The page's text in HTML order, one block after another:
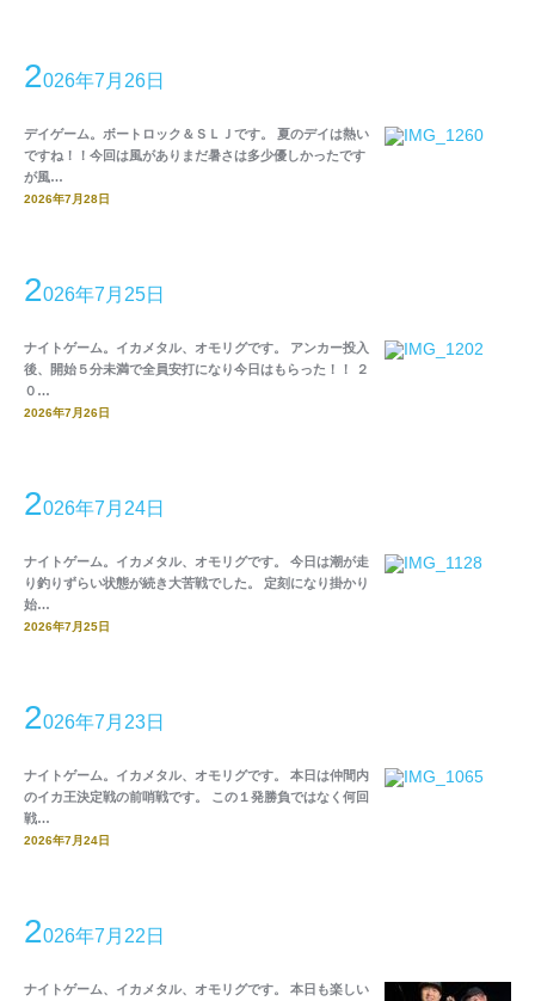
2026年7月26日
デイゲーム。ボートロック＆ＳＬＪです。 夏のデイは熱い
ですね！！今回は風がありまだ暑さは多少優しかったです
が風…
2026年7月28日
2026年7月25日
ナイトゲーム。イカメタル、オモリグです。 アンカー投入
後、開始５分未満で全員安打になり今日はもらった！！ ２
０…
2026年7月26日
2026年7月24日
ナイトゲーム。イカメタル、オモリグです。 今日は潮が走
り釣りずらい状態が続き大苦戦でした。 定刻になり掛かり
始…
2026年7月25日
2026年7月23日
ナイトゲーム。イカメタル、オモリグです。 本日は仲間内
のイカ王決定戦の前哨戦です。 この１発勝負ではなく何回
戦…
2026年7月24日
2026年7月22日
ナイトゲーム、イカメタル、オモリグです。 本日も楽しい